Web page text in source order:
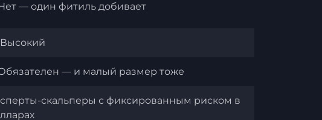
— один фитиль добивает
Высокий
Обязателен — и малый размер тоже
скальперы с фиксированным риском в